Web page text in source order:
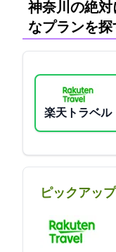
神奈川の絶対
なプランを探
楽天トラベル
ピックアッ